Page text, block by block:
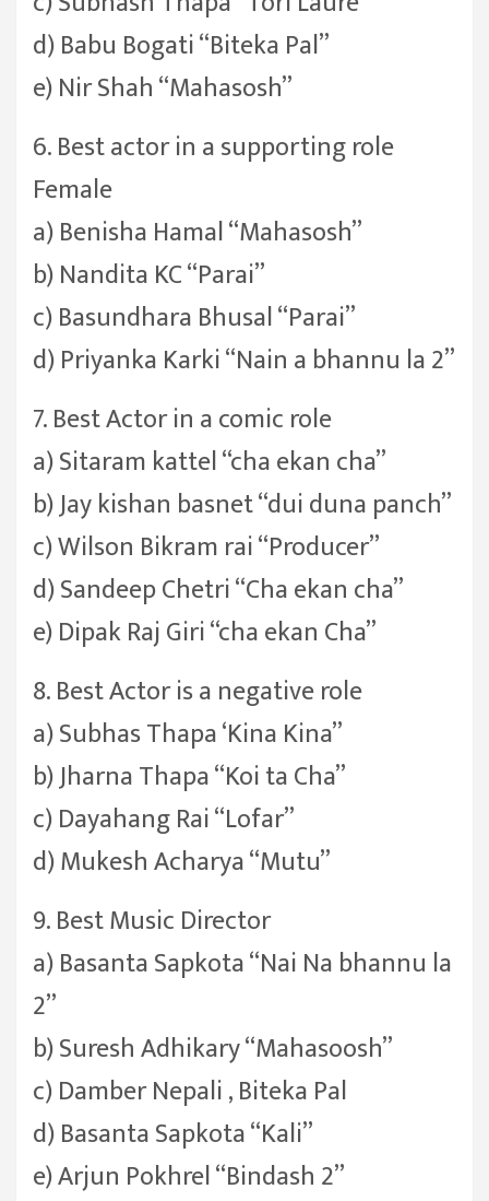
d) Babu Bogati “Biteka Pal”
e) Nir Shah “Mahasosh”
6. Best actor in a supporting role
Female
a) Benisha Hamal “Mahasosh”
b) Nandita KC “Parai”
c) Basundhara Bhusal “Parai”
d) Priyanka Karki “Nain a bhannu la 2”
7. Best Actor in a comic role
a) Sitaram kattel “cha ekan cha”
b) Jay kishan basnet “dui duna panch”
c) Wilson Bikram rai “Producer”
d) Sandeep Chetri “Cha ekan cha”
e) Dipak Raj Giri “cha ekan Cha”
8. Best Actor is a negative role
a) Subhas Thapa ‘Kina Kina”
b) Jharna Thapa “Koi ta Cha”
c) Dayahang Rai “Lofar”
d) Mukesh Acharya “Mutu”
9. Best Music Director
a) Basanta Sapkota “Nai Na bhannu la
2”
b) Suresh Adhikary “Mahasoosh”
c) Damber Nepali , Biteka Pal
d) Basanta Sapkota “Kali”
e) Arjun Pokhrel “Bindash 2”